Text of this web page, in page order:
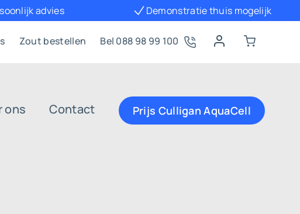
advies Demonstratie thuis mogelijk
Zout bestellen Bel 088 98 99 100
ons Contact Prijs Culligan AquaCell